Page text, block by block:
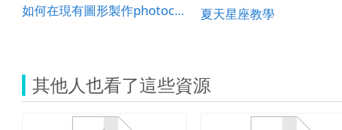
如何在現有圖形製作photocap外框-PhotoCap 多圖外框 夏天星座教學
其他人也看了這些資源